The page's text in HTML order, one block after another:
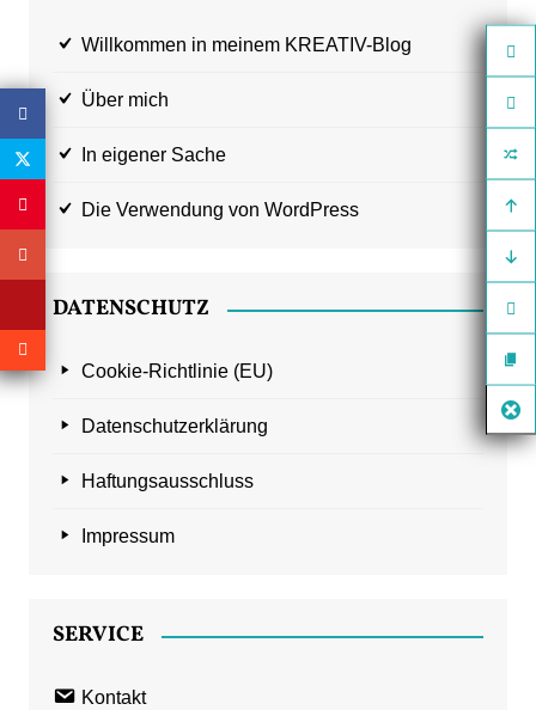
Willkommen in meinem KREATIV-Blog
Über mich
In eigener Sache
Die Verwendung von WordPress
DATENSCHUTZ
Cookie-Richtlinie (EU)
Datenschutzerklärung
Haftungsausschluss
Impressum
SERVICE
Kontakt